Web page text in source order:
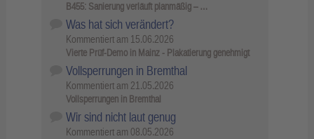
B455: Sanierung verläuft planmäßig – …
Was hat sich verändert?
Kommentiert am 15.06.2026
Vierte Prüf-Demo in Mainz - Plakatierung genehmigt
Vollsperrungen in Bremthal
Kommentiert am 21.05.2026
Vollsperrungen in Bremthal
Wir sind nicht laut genug
Kommentiert am 08.05.2026